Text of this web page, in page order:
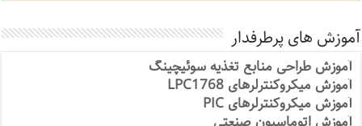
آموزش های پرطرفدار
آموزش طراحی منابع تغذیه سوئیچینگ
آموزش میکروکنترلرهای LPC1768
آموزش میکروکنترلرهای PIC